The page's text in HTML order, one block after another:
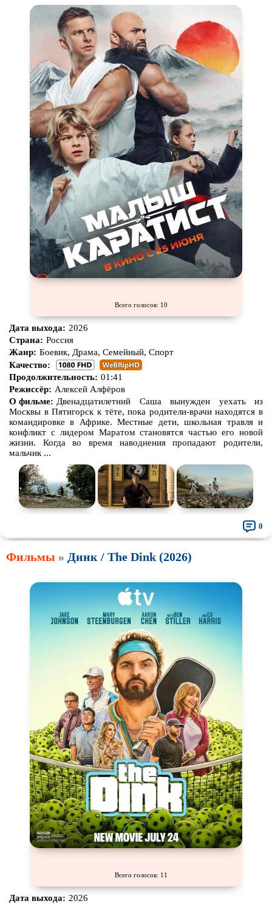
Всего голосов: 10
Дата выхода: 2026
Страна: Россия
Жанр: Боевик, Драма, Семейный, Спорт
Качество:
Продолжительность: 01:41
Режиссёр: Алексей Алфёров
О фильме: Двенадцатилетний Саша вынужден уехать из
Москвы в Пятигорск к тёте, пока родители-врачи находятся в
командировке в Африке. Местные дети, школьная травля и
конфликт с лидером Маратом становятся частью его новой
жизни. Когда во время наводнения пропадают родители,
мальчик ...
0
Фильмы » Динк / The Dink (2026)
Всего голосов: 11
Дата выхода: 2026